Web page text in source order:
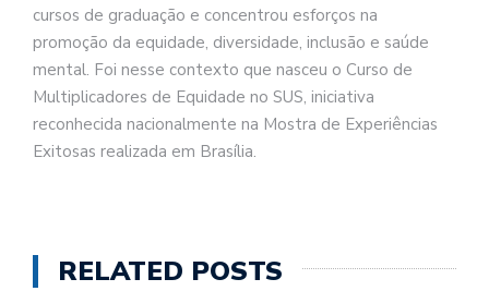
cursos de graduação e concentrou esforços na
promoção da equidade, diversidade, inclusão e saúde
mental. Foi nesse contexto que nasceu o Curso de
Multiplicadores de Equidade no SUS, iniciativa
reconhecida nacionalmente na Mostra de Experiências
Exitosas realizada em Brasília.
RELATED POSTS